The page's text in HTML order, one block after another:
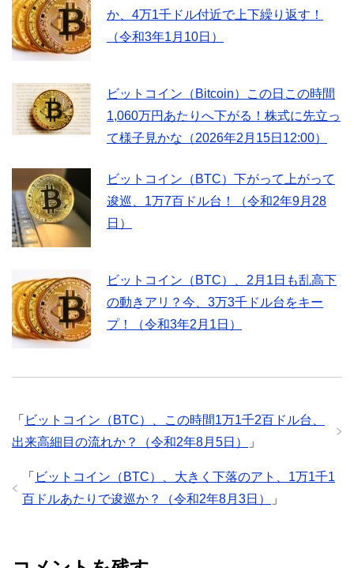
か、4万1千ドル付近で上下繰り返す！
（令和3年1月10日）
ビットコイン（Bitcoin）この日この時間
1,060万円あたりへ下がる！株式に先立っ
て様子見かな（2026年2月15日12:00）
ビットコイン（BTC）下がって上がって
逡巡、1万7百ドル台！（令和2年9月28
日）
ビットコイン（BTC）、2月1日も乱高下
の動きアリ？今、3万3千ドル台をキー
プ！（令和3年2月1日）
「 ビットコイン（BTC）、この時間1万1千2百ドル台、
出来高細目の流れか？（令和2年8月5日）
」
「 ビットコイン（BTC）、大きく下落のアト、1万1千1
百ドルあたりで逡巡か？（令和2年8月3日）
」